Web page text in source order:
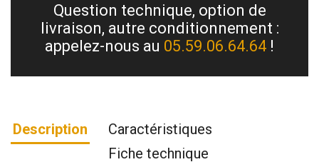
Question technique, option de
livraison, autre conditionnement :
appelez-nous au 05.59.06.64.64 !
Description
Caractéristiques
Fiche technique